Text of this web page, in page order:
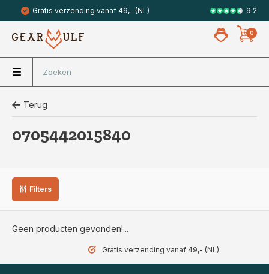
Gratis verzending vanaf 49,- (NL) Veilig met
9.2
0
Terug
0705442015840
Filters
Geen producten gevonden!...
Gratis verzending vanaf 49,- (NL)